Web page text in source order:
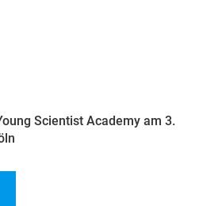
Scientist Academy am 3.